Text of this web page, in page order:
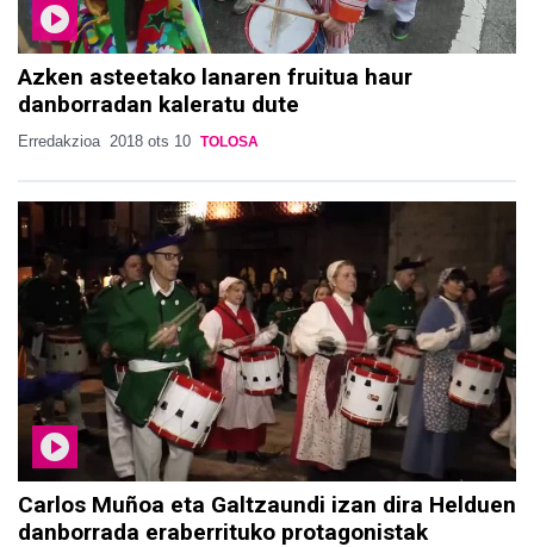
Azken asteetako lanaren fruitua haur
danborradan kaleratu dute
Erredakzioa 2018 ots 10 TOLOSA
Carlos Muñoa eta Galtzaundi izan dira Helduen
danborrada eraberrituko protagonistak